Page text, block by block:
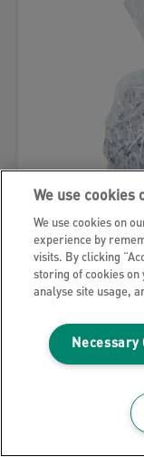
Leitz IQ
voor
We use cookies
We use cookies on
experience by
visits. By clicking
storing of cookies on
analyse site usage,
Necessary